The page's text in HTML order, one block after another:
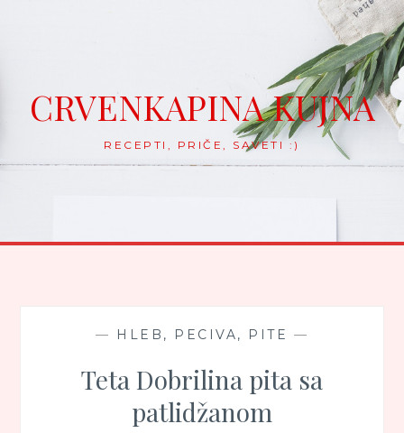
CRVENKAPINA KUJNA
RECEPTI, PRIČE, SAVETI :)
— HLEB, PECIVA, PITE —
Teta Dobrilina pita sa
patlidžanom